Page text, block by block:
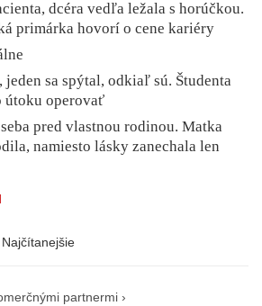
dcéra vedľa ležala s horúčkou.
primárka hovorí o cene kariéry
sa spýtal, odkiaľ sú. Študenta
útoku operovať
pred vlastnou rodinou. Matka
namiesto lásky zanechala len
Najčítanejšie
partnermi ›